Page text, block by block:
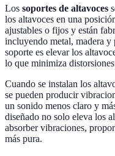
Los soportes de altavoces
los altavoces en una
ajustables o fijos y están
incluyendo metal, madera
soporte es elevar los
lo que minimiza
Cuando se instalan los
se pueden producir
un sonido menos claro y
diseñado no solo eleva los
absorber vibraciones,
más pura.